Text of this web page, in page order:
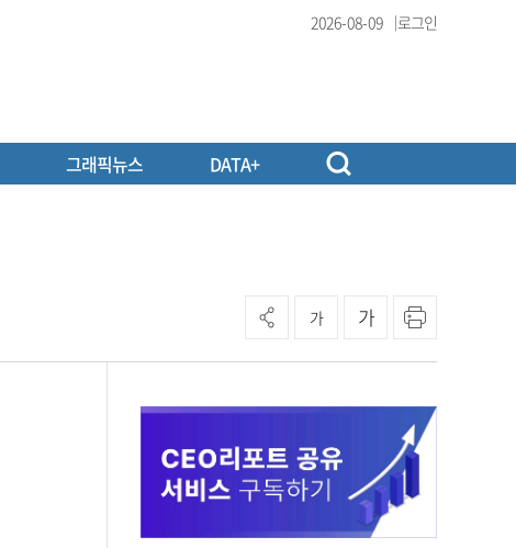
2026-08-09 로그인
그래픽뉴스 DATA+
가 가